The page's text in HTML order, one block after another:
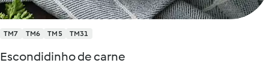
TM7 TM6 TM5 TM31
Escondidinho de carne